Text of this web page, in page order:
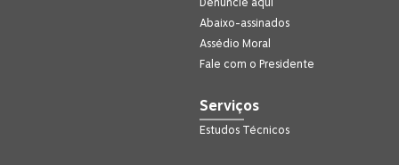
Abaixo-assinados
Assédio Moral
Fale com o Presidente
Serviços
Estudos Técnicos